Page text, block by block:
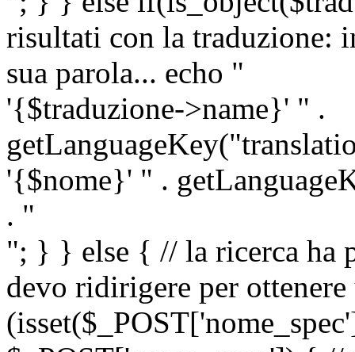
risultati con la traduzione:
sua parola... echo "
'{$traduzione->name}' " .
'{$nome}' " .
. "
"; } } else { // la ricerca ha
devo ridirigere per